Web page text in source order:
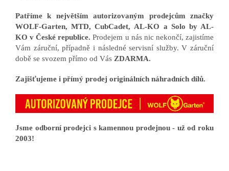
Patříme k největším autorizovaným prodejcům značky
WOLF-Garten, MTD, CubCadet, AL-KO a Solo by AL-
KO v České republice.Prodejem u nás nic nekončí, zajistíme
Vám záruční, případně i následné servisní služby. V záruční
době se svozem přímo od Vás ZDARMA.
Zajišťujeme i přímý prodej originálních náhradních dílů.
Jsme odborní prodejci s kamennou prodejnou - už od roku
2003!